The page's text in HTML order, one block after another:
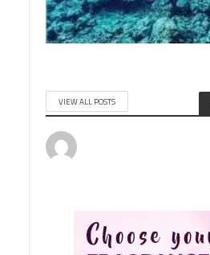
VIEW ALL POSTS